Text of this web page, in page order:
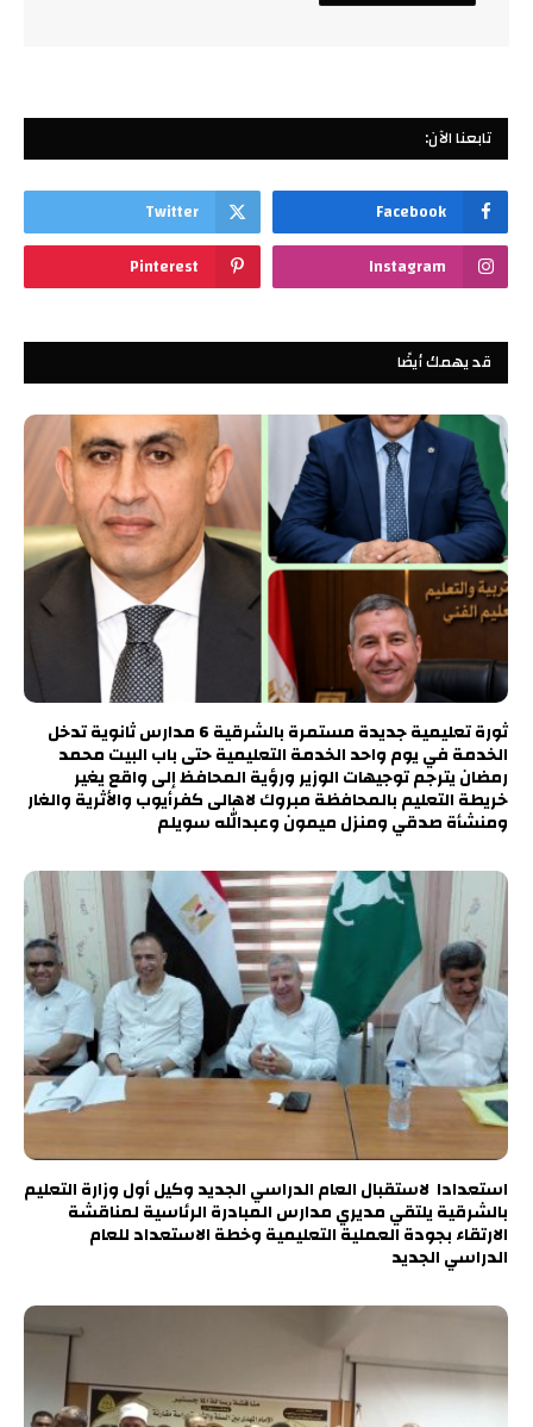
تابعنا الآن:
Facebook
Twitter
Instagram
Pinterest
قد يهمك أيضًا
ثورة تعليمية جديدة مستمرة بالشرقية 6 مدارس ثانوية تدخل
الخدمة في يوم واحد الخدمة التعليمية حتى باب البيت محمد
رمضان يترجم توجيهات الوزير ورؤية المحافظ إلى واقع يغير
خريطة التعليم بالمحافظة مبروك لاهالى كفرأيوب والأثرية والغار
ومنشأة صدقي ومنزل ميمون وعبدالله سويلم
استعدادا لاستقبال العام الدراسي الجديد وكيل أول وزارة التعليم
بالشرقية يلتقي مديري مدارس المبادرة الرئاسية لمناقشة
الارتقاء بجودة العملية التعليمية وخطة الاستعداد للعام
الدراسي الجديد